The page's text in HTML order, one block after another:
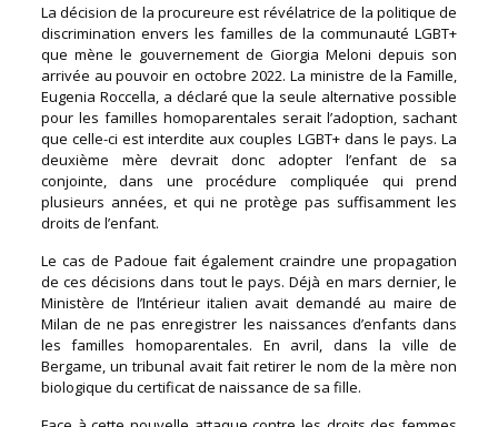
La décision de la procureure est révélatrice de la politique de
discrimination envers les familles de la communauté LGBT+
que mène le gouvernement de Giorgia Meloni depuis son
arrivée au pouvoir en octobre 2022. La ministre de la Famille,
Eugenia Roccella, a déclaré que la seule alternative possible
pour les familles homoparentales serait l’adoption, sachant
que celle-ci est interdite aux couples LGBT+ dans le pays. La
deuxième mère devrait donc adopter l’enfant de sa
conjointe, dans une procédure compliquée qui prend
plusieurs années, et qui ne protège pas suffisamment les
droits de l’enfant.
Le cas de Padoue fait également craindre une propagation
de ces décisions dans tout le pays. Déjà en mars dernier, le
Ministère de l’Intérieur italien avait demandé au maire de
Milan de ne pas enregistrer les naissances d’enfants dans
les familles homoparentales. En avril, dans la ville de
Bergame, un tribunal avait fait retirer le nom de la mère non
biologique du certificat de naissance de sa fille.